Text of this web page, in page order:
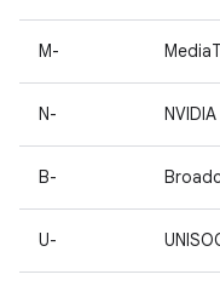
M-
N-
B-
U-